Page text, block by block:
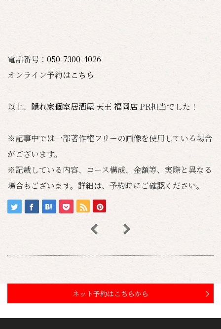
電話番号： 050-7300-4026
オンライン予約はこちら
以上、 隠れ家個室居酒屋 天王 福岡店 PR担当でした！
※記事中では一部著作権フリーの画像を使用している場合
がございます。
※記載している内容、コース構成、金額等、実際と異なる
場合もございます。詳細は、予約時にご確認ください。
ネット予約はこちらから